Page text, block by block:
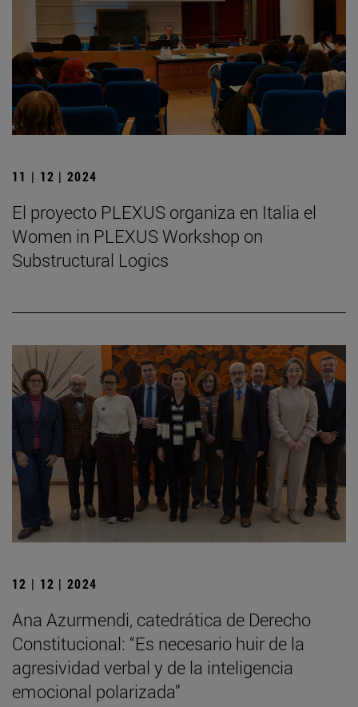
11 | 12 | 2024
El proyecto PLEXUS organiza en Italia el
Women in PLEXUS Workshop on
Substructural Logics
12 | 12 | 2024
Ana Azurmendi, catedrática de Derecho
Constitucional: “Es necesario huir de la
agresividad verbal y de la inteligencia
emocional polarizada”